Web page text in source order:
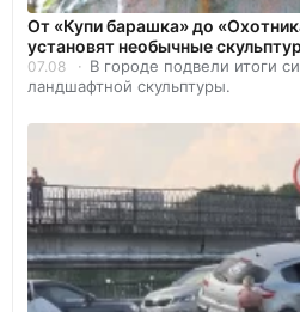
От «Купи барашка» до
установят необычные
07.08
В городе подвели итоги
ландшафтной скульптуры.